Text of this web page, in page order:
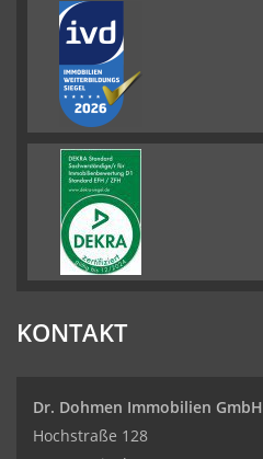
KONTAKT
Dr. Dohmen Immobilien GmbH
Hochstraße 128